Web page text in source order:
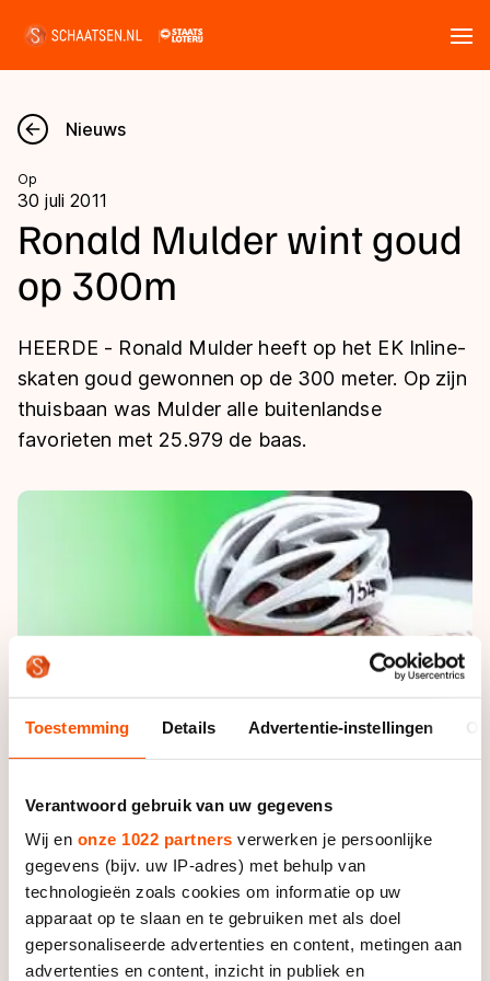
Toestemming Details Advertentie-instellingen
Verantwoord gebruik van uw gegevens
Wij en onze 1022 partners verwerken je persoonlijke
gegevens (bijv. uw IP-adres) met behulp van
technologieën zoals cookies om informatie op uw
apparaat op te slaan en te gebruiken met als doel
gepersonaliseerde advertenties en content, metingen aan
advertenties en content, inzicht in publiek en
Nieuws
Kalender
Disciplines
Langebaan
Shorttrack
Inlineskaten
Kunstschaatsen
Uitslagen
Langebaan
Shorttrack
Tijden & historie
Persoonlijke records & tijden
De weg op
Inschrijven wedstrijden
Algemene Nederlandse Schaatstijd
Deze zomer de weg op
Waar kan ik schaatsen en skaten?
Alles voor jou als schaatsfan
Evenementen
Tickets
Livestreams
Winacties
Olympische Spelen
Medaille overzicht
Medaillespiegel
Olympische uitslagen
Van Jong tot Goud verhalen
Nieuws
Op
30 juli 2011
Ronald Mulder wint goud
op 300m
HEERDE - Ronald Mulder heeft op het EK Inline-
skaten goud gewonnen op de 300 meter. Op zijn
thuisbaan was Mulder alle buitenlandse
favorieten met 25.979 de baas.